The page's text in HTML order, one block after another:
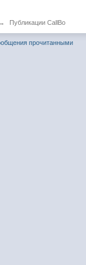
→ Публикации CallBo
прочитанными